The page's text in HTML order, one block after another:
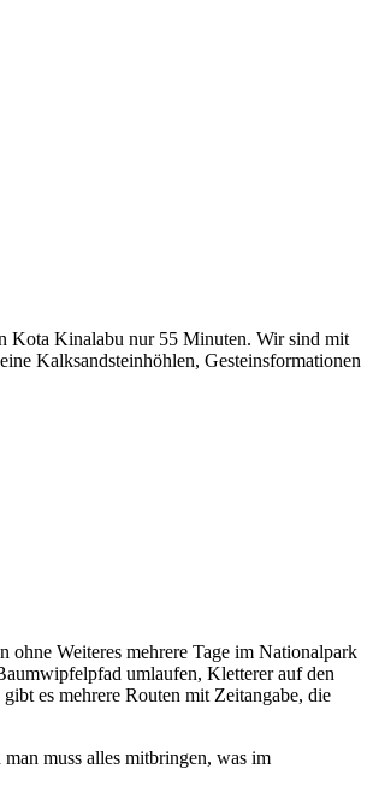
Kota Kinalabu nur 55 Minuten. Wir sind mit
Kalksandsteinhöhlen, Gesteinsformationen
Weiteres mehrere Tage im Nationalpark
umlaufen, Kletterer auf den
es mehrere Routen mit Zeitangabe, die
muss alles mitbringen, was im